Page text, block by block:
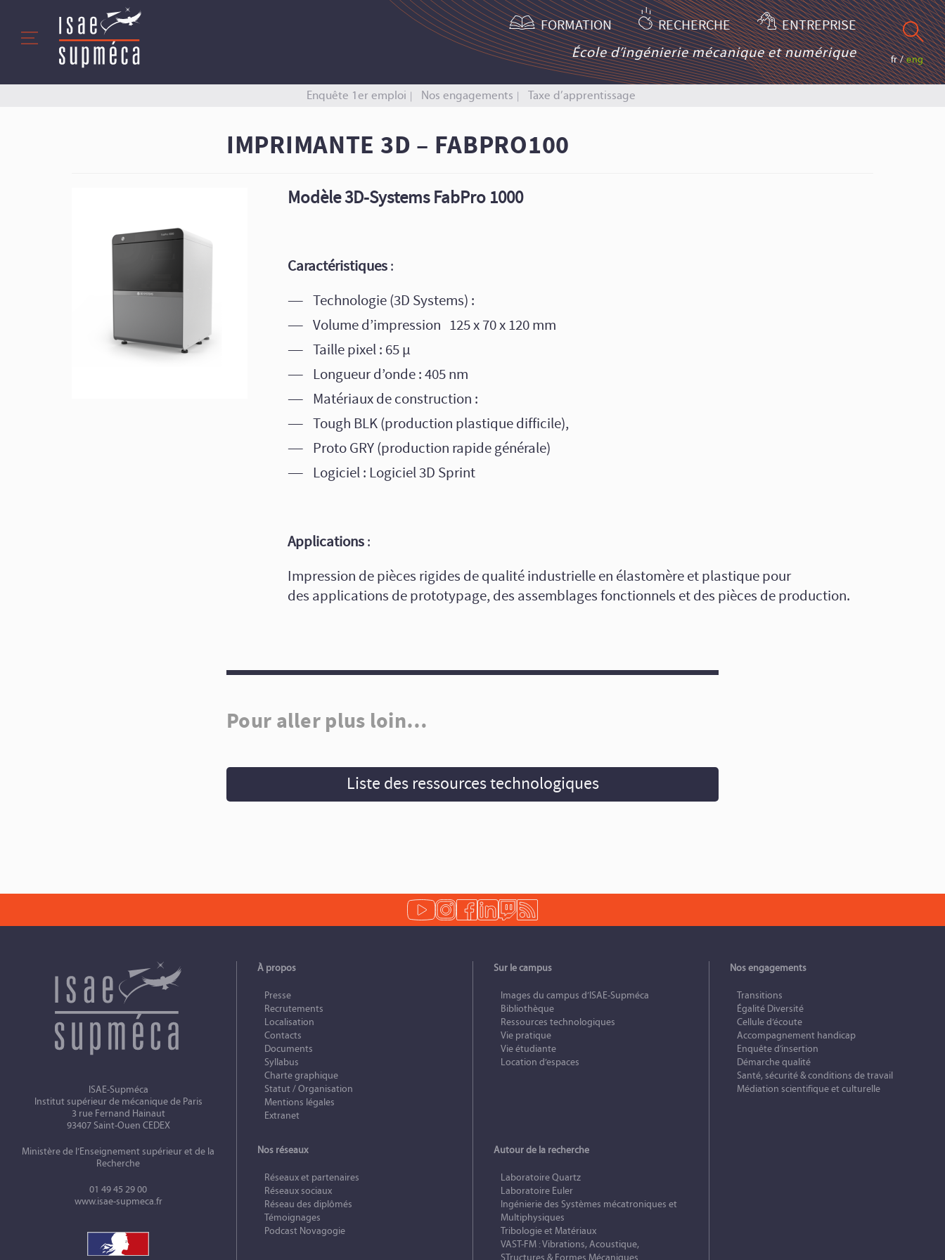
FORMATION RECHERCHE ENTREPRISE
École d’ingénierie mécanique et numérique fr/eng
Enquête 1er emploi Nos engagements Taxe d’apprentissage
IMPRIMANTE 3D – FABPRO100
Modèle 3D-Systems FabPro 1000
Caractéristiques:
Technologie (3D Systems) :
Volume d’impression 125 x 70 x 120 mm
Taille pixel : 65 µ
Longueur d’onde : 405 nm
Matériaux de construction :
Tough BLK (production plastique difficile),
Proto GRY (production rapide générale)
Logiciel : Logiciel 3D Sprint
Applications:
Impression de pièces rigides de qualité industrielle en élastomère et plastique pour
des applications de prototypage, des assemblages fonctionnels et des pièces de production.
Pour aller plus loin…
Liste des ressources technologiques
ISAE-Supméca
Institut supérieur de mécanique de Paris
3 rue Fernand Hainaut
93407 Saint-Ouen CEDEX
Ministère de l’Enseignement supérieur et de la
Recherche
01 49 45 29 00
www.isae-supmeca.fr
À propos
Presse
Recrutements
Localisation
Contacts
Documents
Syllabus
Charte graphique
Statut / Organisation
Mentions légales
Extranet
Sur le campus
Images du campus d’ISAE-Supméca
Bibliothèque
Ressources technologiques
Vie pratique
Vie étudiante
Location d’espaces
Nos engagements
Transitions
Égalité Diversité
Cellule d’écoute
Accompagnement handicap
Enquête d’insertion
Démarche qualité
Santé, sécurité & conditions de travail
Médiation scientifique et culturelle
Nos réseaux
Réseaux et partenaires
Réseaux sociaux
Réseau des diplômés
Témoignages
Podcast Novagogie
Autour de la recherche
Laboratoire Quartz
Laboratoire Euler
Ingénierie des Systèmes mécatroniques et
Multiphysiques
Tribologie et Matériaux
VAST-FM : Vibrations, Acoustique,
STructures & Formes Mécaniques